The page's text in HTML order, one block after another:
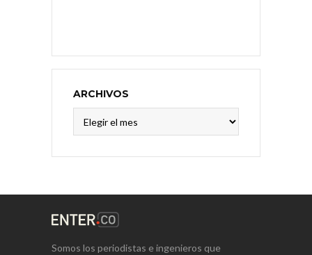
ARCHIVOS
Somos los periodistas e ingenieros que